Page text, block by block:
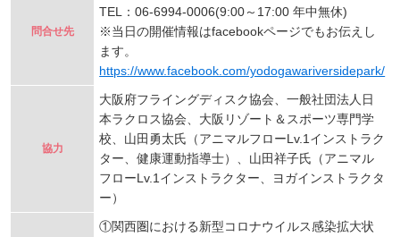
問合せ先
TEL：06-6994-0006(9:00～17:00 年中無休)
※当日の開催情報はfacebookページでもお伝えし
ます。
https://www.facebook.com/yodogawariversidepark/
協力
大阪府フライングディスク協会、一般社団法人日
本ラクロス協会、大阪リゾート＆スポーツ専門学
校、山田勇太氏（アニマルフローLv.1インストラク
ター、健康運動指導士）、山田祥子氏（アニマル
フローLv.1インストラクター、ヨガインストラクタ
ー）
①関西圏における新型コロナウイルス感染拡大状